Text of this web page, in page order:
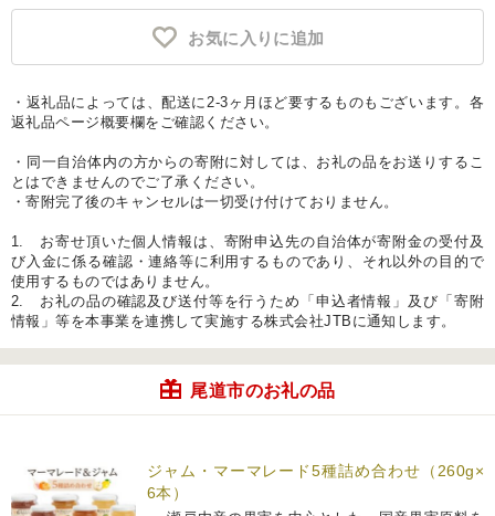
お気に入りに追加
・返礼品によっては、配送に2-3ヶ月ほど要するものもございます。各
返礼品ページ概要欄をご確認ください。
・同一自治体内の方からの寄附に対しては、お礼の品をお送りするこ
とはできませんのでご了承ください。
・寄附完了後のキャンセルは一切受け付けておりません。
1. お寄せ頂いた個人情報は、寄附申込先の自治体が寄附金の受付及
び入金に係る確認・連絡等に利用するものであり、それ以外の目的で
使用するものではありません。
2. お礼の品の確認及び送付等を行うため「申込者情報」及び「寄附
情報」等を本事業を連携して実施する株式会社JTBに通知します。
尾道市のお礼の品
ジャム・マーマレード5種詰め合わせ（260g×
6本）